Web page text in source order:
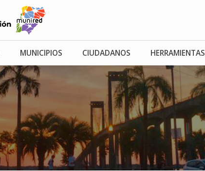
MUNICIPIOS CIUDADANOS HERRAMIENTAS